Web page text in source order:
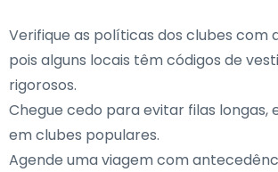
Verifique as políticas dos clubes com
pois alguns locais têm códigos de
rigorosos.
Chegue cedo para evitar filas longas,
em clubes populares.
Agende uma viagem com